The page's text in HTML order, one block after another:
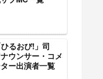
るおび!」司
ウンサー・コメ
ー出演者一覧